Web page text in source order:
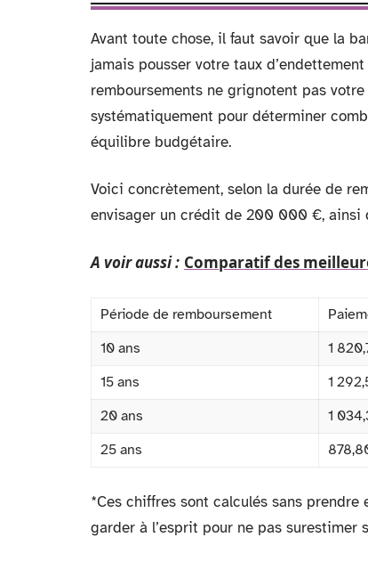
Avant toute chose, il faut savoir que la
jamais pousser votre taux
remboursements ne grignotent pas
systématiquement pour déterminer
équilibre budgétaire.
Voici concrètement, selon la durée de
envisager un crédit de 200 000 €, ainsi
A voir aussi : Comparatif des
Période de remboursement
10 ans
1
15 ans
1
20 ans
1
25 ans
*Ces chiffres sont calculés sans prendre
garder à l’esprit pour ne pas surestimer